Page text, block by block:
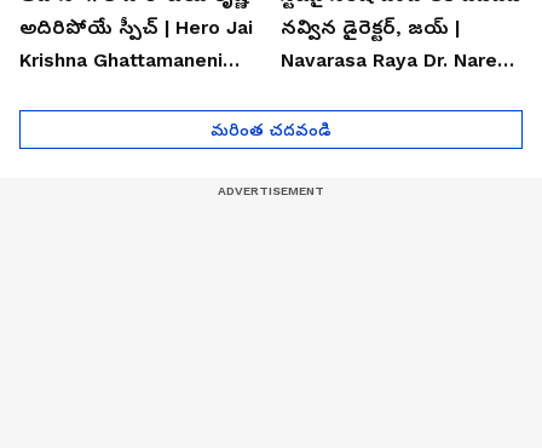
అదిరిపోయే స్పీచ్ | Hero Jai
Krishna Ghattamaneni
నవ్విన డైరెక్టర్, జయ్ |
Navarasa Raya Dr. Naresh
మరింత చదవండి